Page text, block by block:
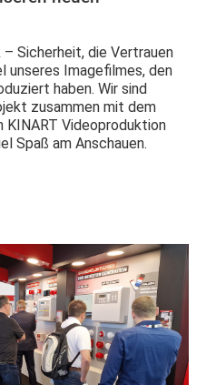
Sicherheit, die Vertrauen
Imagefilmes, den
haben. Wir sind
zusammen mit dem
Videoproduktion
Spaß am Anschauen.